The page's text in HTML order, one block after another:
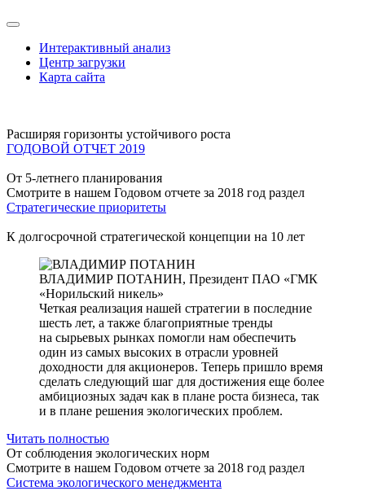
Интерактивный анализ
Центр загрузки
Карта сайта
Расширяя горизонты устойчивого роста
ГОДОВОЙ ОТЧЕТ 2019
От 5-летнего планирования
Смотрите в нашем Годовом отчете за 2018 год раздел
Стратегические приоритеты
К долгосрочной стратегической концепции на 10 лет
ВЛАДИМИР ПОТАНИН, Президент ПАО «ГМК
«Норильский никель»
Четкая реализация нашей стратегии в последние
шесть лет, а также благоприятные тренды
на сырьевых рынках помогли нам обеспечить
один из самых высоких в отрасли уровней
доходности для акционеров. Теперь пришло время
сделать следующий шаг для достижения еще более
амбициозных задач как в плане роста бизнеса, так
и в плане решения экологических проблем.
Читать полностью
От соблюдения экологических норм
Смотрите в нашем Годовом отчете за 2018 год раздел
Система экологического менеджмента